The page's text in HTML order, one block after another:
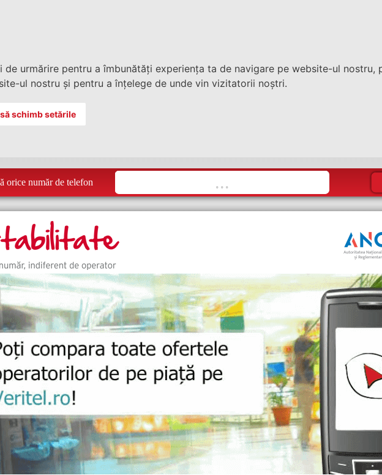
urmărire pentru a îmbunătăți experiența ta de navigare pe website-ul nostru,
ul nostru și pentru a înțelege de unde vin vizitatorii noștri.
schimb setările
orice număr de telefon